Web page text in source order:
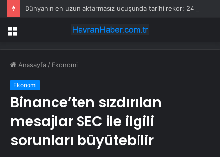
Menü
Anasayfa / Ekonomi
Ekonomi
Binance’ten sızdırılan
mesajlar SEC ile ilgili
sorunları büyütebilir